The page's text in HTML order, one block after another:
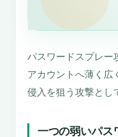
パスワードスプレー
アカウントへ薄く広
侵入を狙う攻撃とし
一つの弱いパス